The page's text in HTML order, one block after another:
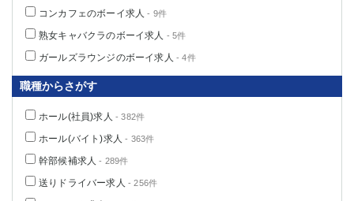
コンカフェのボーイ求人 - 9件
熟女キャバクラのボーイ求人 - 5件
ガールズラウンジのボーイ求人 - 4件
職種からさがす
ホール(社員)求人 - 382件
ホール(バイト)求人 - 363件
幹部候補求人 - 289件
送りドライバー求人 - 256件